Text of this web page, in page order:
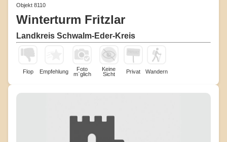
Objekt 8110
Winterturm Fritzlar
Landkreis Schwalm-Eder-Kreis
Flop Empfehlung
Foto
m¨glich
Keine
Sicht
Privat Wandern